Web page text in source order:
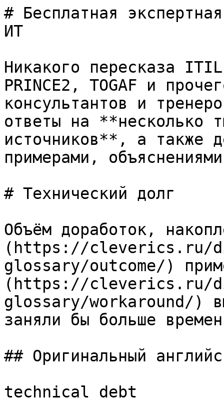
# Бесплатная
ИТ
Никакого пересказа
PRINCE2, TOGAF и
консультантов и
ответы на **несколько
источников**, а также
примерами,
# Технический долг
Объём доработок,
(https://cleverics.ru/
glossary/outcome/)
(https://cleverics.ru/
glossary/workaround/)
заняли бы больше
## Оригинальный
technical debt